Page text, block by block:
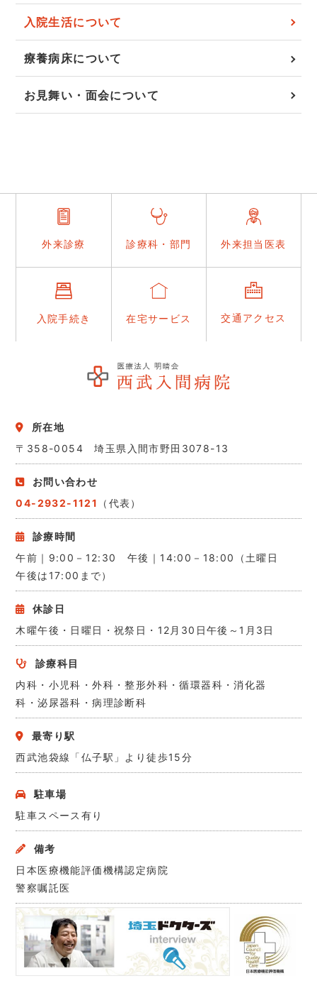
入院生活について
療養病床について
お見舞い・面会について
外来診療 診療科・部門 外来担当医表
入院手続き 在宅サービス 交通アクセス
所在地
〒358-0054 埼玉県入間市野田3078-13
お問い合わせ
04-2932-1121
（代表）
診療時間
午前｜9:00－12:30 午後｜14:00－18:00（土曜日
午後は17:00まで）
休診日
木曜午後・日曜日・祝祭日・12月30日午後～1月3日
診療科目
内科・小児科・外科・整形外科・循環器科・消化器
科・泌尿器科・病理診断科
最寄り駅
西武池袋線「仏子駅」より徒歩15分
駐車場
駐車スペース有り
備考
日本医療機能評価機構認定病院
警察嘱託医